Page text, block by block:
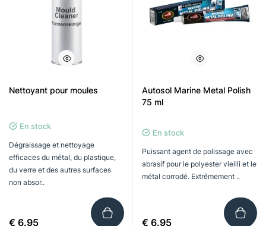
Nettoyant pour moules
En stock
Dégraissage et nettoyage
efficaces du métal, du plastique,
du verre et des autres surfaces
non absor..
€ 6.95
Autosol Marine Metal Polish
75 ml
En stock
Puissant agent de polissage avec
abrasif pour le polyester vieilli et le
métal corrodé. Extrêmement ..
€ 6.95